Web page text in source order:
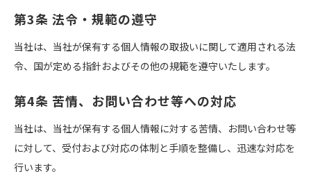
第3条 法令・規範の遵守
当社は、当社が保有する個人情報の取扱いに関して適用される法
令、国が定める指針およびその他の規範を遵守いたします。
第4条 苦情、お問い合わせ等への対応
当社は、当社が保有する個人情報に対する苦情、お問い合わせ等
に対して、受付および対応の体制と手順を整備し、迅速な対応を
行います。